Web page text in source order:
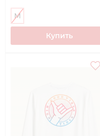
M
Купить